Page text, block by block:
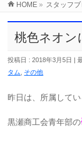
HOME » スタッフ
桃色ネオン
投稿日 : 2018年3月5日
タム
その他
昨日は、所属してい
黒瀬商工会青年部の